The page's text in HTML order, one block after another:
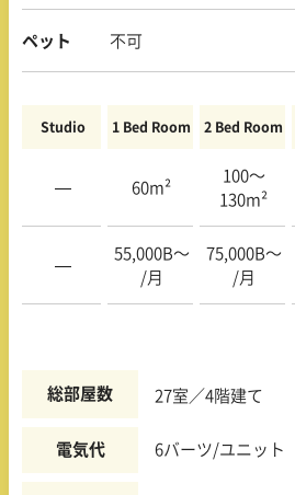
ペット 不可
Studio 1 Bed Room 2 Bed Room
— 60m²
100〜
130m²
—
55,000B〜
/月
75,000B〜
/月
総部屋数 27室／4階建て
電気代 6バーツ/ユニット